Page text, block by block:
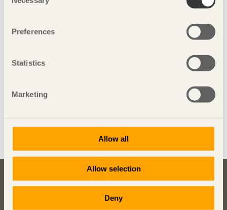
Selection
Preferences
Statistics
Marketing
Allow all
Allow selection
Deny
klimat
Susanne Rudenstam
Bli inspirerad och lär dig mer om trä
Anmäl dig här för att få information om publikationer,